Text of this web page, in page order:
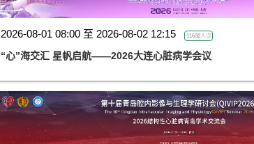
2026-08-01 08:00 至 2026-08-02 12:15 11632人次
“心”海交汇 星帆启航——2026大连心脏病学会议